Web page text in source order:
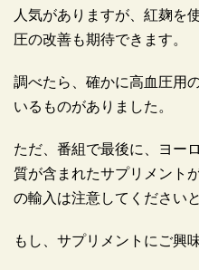
人気がありますが、紅麹を
圧の改善も期待できます。
調べたら、確かに高血圧用
いるものがありました。
ただ、番組で最後に、ヨー
質が含まれたサプリメント
の輸入は注意してください
もし、サプリメントにご興